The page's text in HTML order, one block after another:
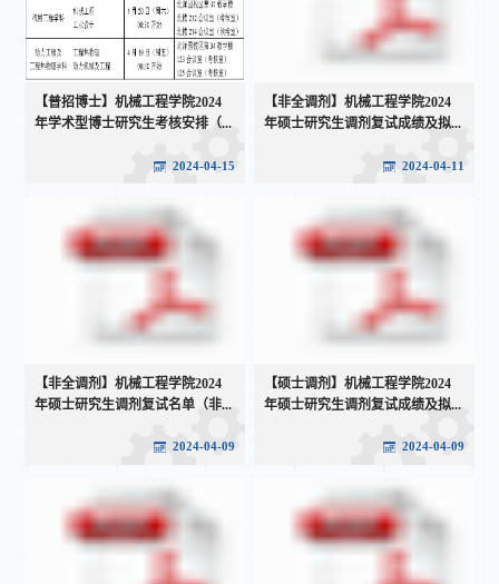
【普招博士】机械工程学院2024
年学术型博士研究生考核安排（...
2024-04-15
【非全调剂】机械工程学院2024
年硕士研究生调剂复试成绩及拟...
2024-04-11
【非全调剂】机械工程学院2024
年硕士研究生调剂复试名单（非...
2024-04-09
【硕士调剂】机械工程学院2024
年硕士研究生调剂复试成绩及拟...
2024-04-09